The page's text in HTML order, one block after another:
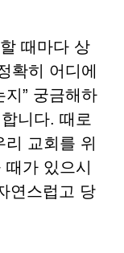
때마다 상
확히 어디에
” 궁금해하
니다. 때로
교회를 위
가 있으시
연스럽고 당